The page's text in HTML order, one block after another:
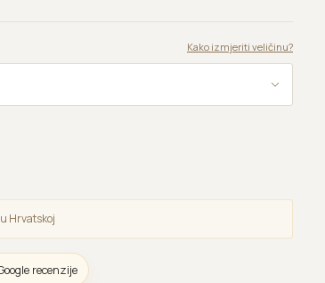
Kako izmjeriti veličinu?
Hrvatskoj
recenzije